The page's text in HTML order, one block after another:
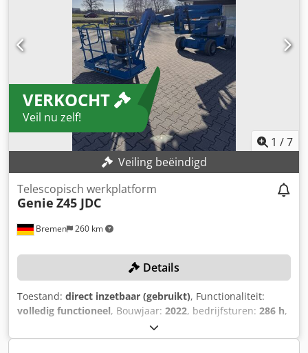
VERKOCHT
Veil nu zelf!
1 /7
Veiling beëindigd
Bremen 260 km
Telescopisch werkplatform
Genie Z45 JDC
Details
Toestand: direct inzetbaar (gebruikt), Functionaliteit:
volledig functioneel, Bouwjaar: 2022, bedrijfsturen: 286 h,
Z4525M-10187
draagvermogen:227 kg, platformlengte:760 mm,